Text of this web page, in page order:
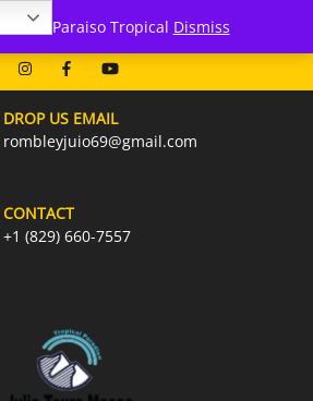
Punta Cana- Macao
DROP US EMAIL
rombleyjuio69@gmail.com
CONTACT
+1 (829) 660-7557
- Paraiso Tropical Dismiss